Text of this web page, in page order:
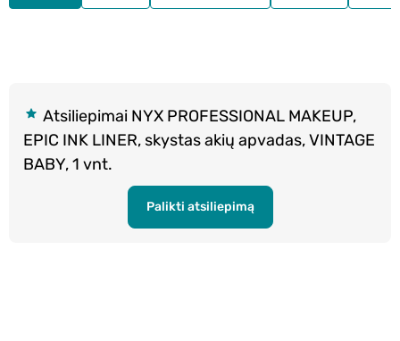
Atsiliepimai NYX PROFESSIONAL MAKEUP,
EPIC INK LINER, skystas akių apvadas, VINTAGE
BABY, 1 vnt.
Palikti atsiliepimą